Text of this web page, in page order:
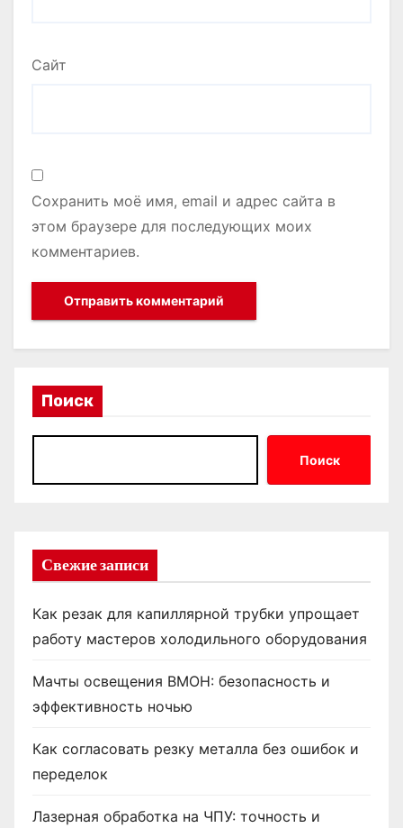
Сайт
Сохранить моё имя, email и адрес сайта в
этом браузере для последующих моих
комментариев.
Поиск
Поиск
Свежие записи
Как резак для капиллярной трубки упрощает
работу мастеров холодильного оборудования
Мачты освещения ВМОН: безопасность и
эффективность ночью
Как согласовать резку металла без ошибок и
переделок
Лазерная обработка на ЧПУ: точность и